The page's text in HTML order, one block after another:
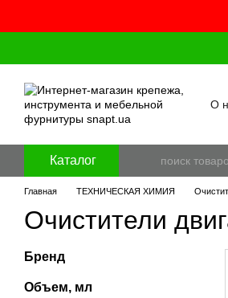
О
Каталог
Главная ТЕХНИЧЕСКАЯ ХИМИЯ
Очистители
Бренд
Объем, мл